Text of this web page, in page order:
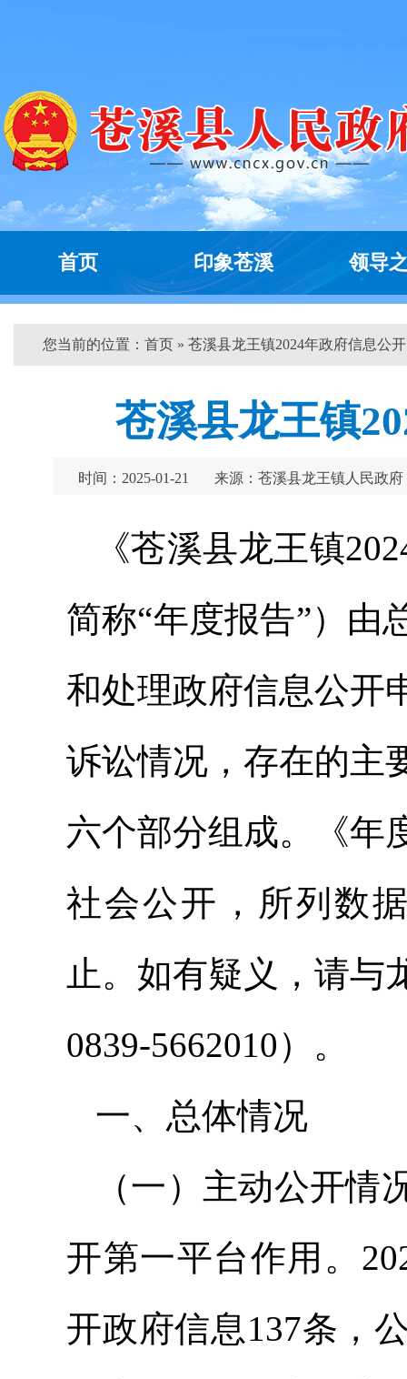
首页 印象苍溪 领导
您当前的位置： 首页 » 苍溪县龙王镇2024年政府信息公
苍溪县龙王镇
时间：2025-01-21 来源：苍溪县龙王镇人民政府
《苍溪县龙王镇
简称“年度报告”）由
和处理政府信息公开
诉讼情况，存在的主
六个部分组成。《年
社会公开，所列数
止。如有疑义，请与
0839-5662010）。
一、总体情况
（一）主动公开
开第一平台作用。
开政府信息137条，